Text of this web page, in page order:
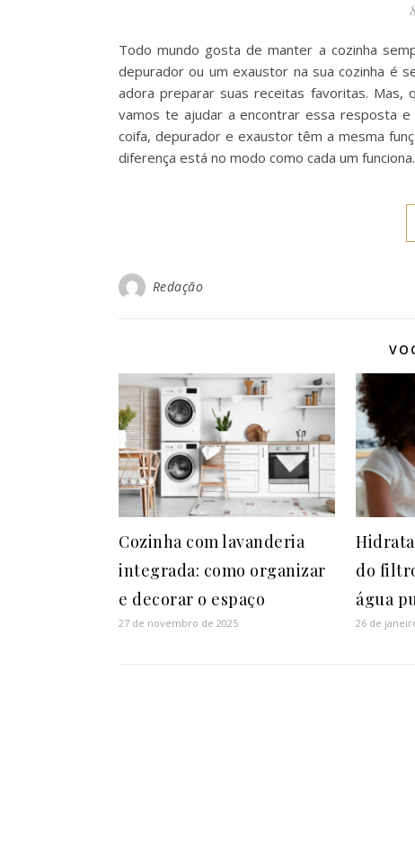
Todo mundo gosta de manter a cozinha
depurador ou um exaustor na sua cozinha é
adora preparar suas receitas favoritas. Mas,
vamos te ajudar a encontrar essa resposta
coifa, depurador e exaustor têm a mesma
diferença está no modo como cada um
Redação
Cozinha com lavanderia
integrada: como organizar
e decorar o espaço
27 de novembro de 2025
do
água
26 de